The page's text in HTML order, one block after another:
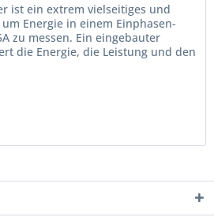
ist ein extrem vielseitiges und
Energie in einem Einphasen-
zu messen. Ein eingebauter
die Energie, die Leistung und den